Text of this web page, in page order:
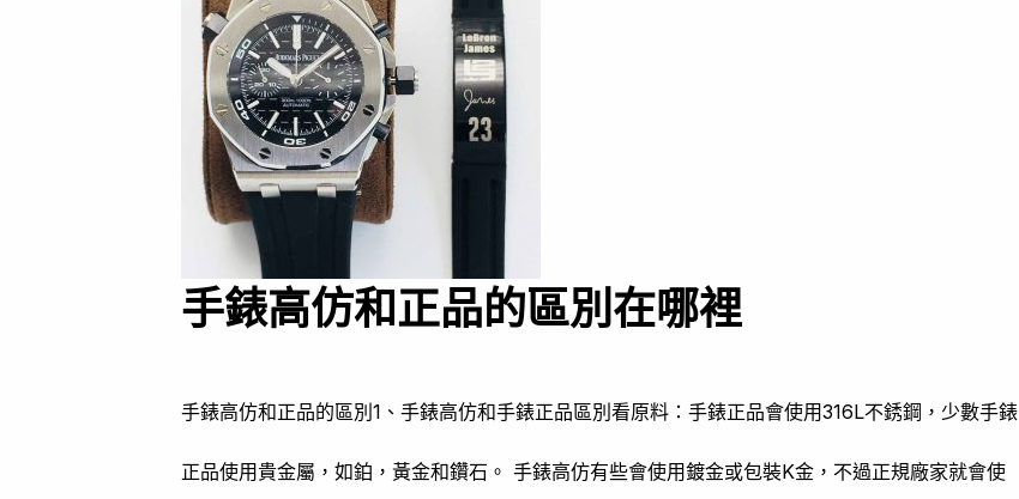
手錶高仿和正品的區別在哪裡
手錶高仿和正品的區別1、手錶高仿和手錶正品區別看原料：手錶正品會使用316L不銹鋼，少數手錶
正品使用貴金屬，如鉑，黃金和鑽石。 手錶高仿有些會使用鍍金或包裝K金，不過正規廠家就會使